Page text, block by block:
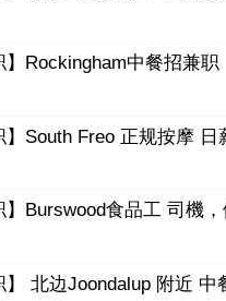
Rockingham中餐招兼职
South Freo 正规按摩 日
Burswood食品工 司機
北边Joondalup 附近 中